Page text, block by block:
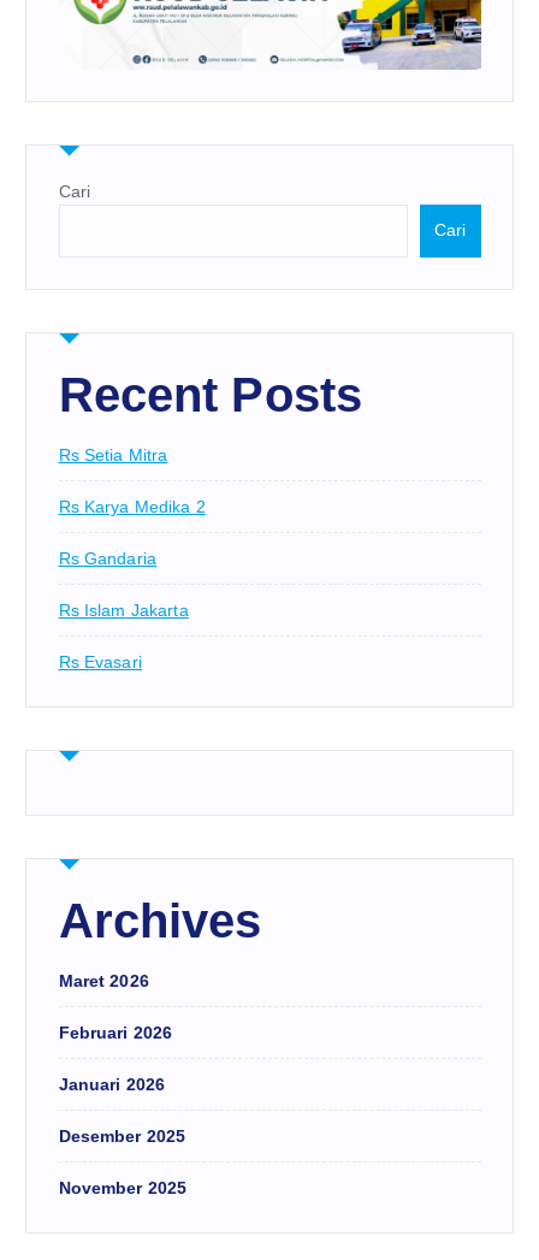
Cari
Cari
Recent Posts
Rs Setia Mitra
Rs Karya Medika 2
Rs Gandaria
Rs Islam Jakarta
Rs Evasari
Archives
Maret 2026
Februari 2026
Januari 2026
Desember 2025
November 2025